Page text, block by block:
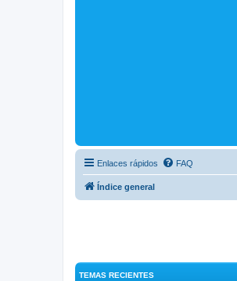
Enlaces rápidos FAQ
Índice general
TEMAS RECIENTES